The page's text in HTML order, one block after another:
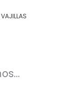
VAJILLAS